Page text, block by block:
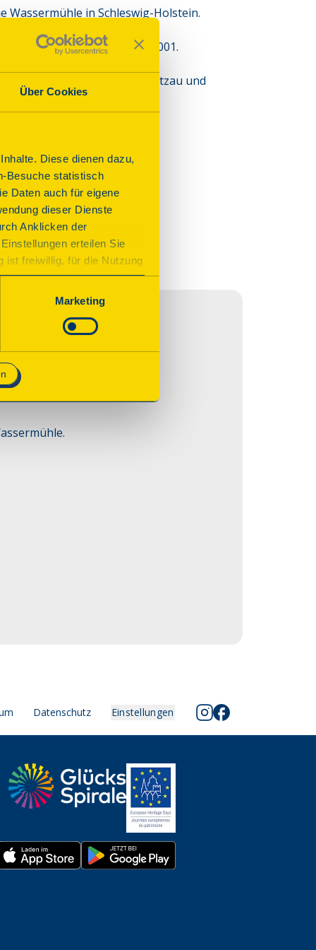
Über Cookies
Diese dienen dazu,
Besuche statistisch
Daten auch für eigene
dieser Dienste
Anklicken der
erteilen Sie
ist freiwillig, für die Nutzung
Sie das Consent Tool
notwendig und für den
Marketing
Wassermühle in Schleswig-Holstein.
und Rekonstruktion 2000-2001.
Eigentum von Heinrich Rantzau und
Datenschutz Einstellungen